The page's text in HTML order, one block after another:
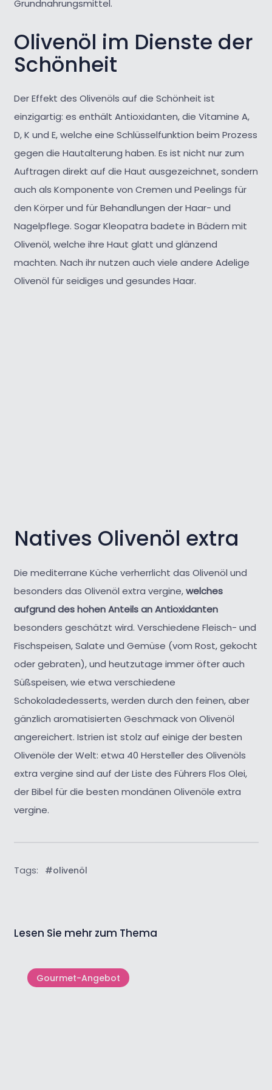
Grundnahrungsmittel.
Olivenöl im Dienste der
Schönheit
Der Effekt des Olivenöls auf die Schönheit ist
einzigartig: es enthält Antioxidanten, die Vitamine A,
D, K und E, welche eine Schlüsselfunktion beim Prozess
gegen die Hautalterung haben. Es ist nicht nur zum
Auftragen direkt auf die Haut ausgezeichnet, sondern
auch als Komponente von Cremen und Peelings für
den Körper und für Behandlungen der Haar- und
Nagelpflege. Sogar Kleopatra badete in Bädern mit
Olivenöl, welche ihre Haut glatt und glänzend
machten. Nach ihr nutzen auch viele andere Adelige
Olivenöl für seidiges und gesundes Haar.
Natives Olivenöl extra
Die mediterrane Küche verherrlicht das Olivenöl und
besonders das Olivenöl extra vergine,welches
aufgrund des hohen Anteils an Antioxidanten
besonders geschätzt wird. Verschiedene Fleisch- und
Fischspeisen, Salate und Gemüse (vom Rost, gekocht
oder gebraten), und heutzutage immer öfter auch
Süßspeisen, wie etwa verschiedene
Schokoladedesserts, werden durch den feinen, aber
gänzlich aromatisierten Geschmack von Olivenöl
angereichert. Istrien ist stolz auf einige der besten
Olivenöle der Welt: etwa 40 Hersteller des Olivenöls
extra vergine sind auf der Liste des Führers Flos Olei,
der Bibel für die besten mondänen Olivenöle extra
vergine.
Tags: #olivenöl
Lesen Sie mehr zum Thema
Gourmet-Angebot